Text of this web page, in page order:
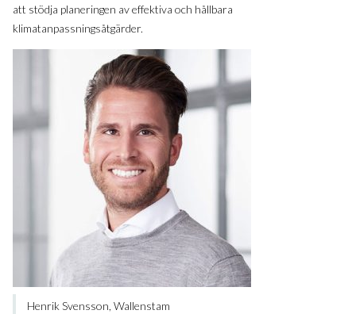
att stödja planeringen av effektiva och hållbara
klimatanpassningsåtgärder.
Henrik Svensson, Wallenstam